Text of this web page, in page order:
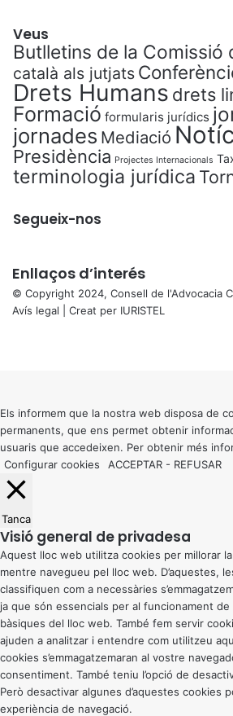
Veus
Butlletins de la Comissió
català als jutjats
Drets Humans drets
Formació formularis jurídics
jornades Mediació
Presidència Projectes Internacionals
terminologia jurídica
Segueix-nos
Enllaços d’interés
© Copyright 2024, Consell de l'Advocacia
Avís legal | Creat per IURISTEL
button
Els informem que la nostra web disposa de
permanents, que ens permet obtenir
usuaris que accedeixen. Per obtenir més
Configurar cookies
ACCEPTAR - REFUSAR
Tanca
Visió general de privadesa
Aquest lloc web utilitza cookies per millorar
mentre navegueu pel lloc web. D’aquestes,
classifiquen com a necessàries
ja que són essencials per al funcionament
bàsiques del lloc web. També fem servir
ajuden a analitzar i entendre com utilitzeu
cookies s’emmagatzemaran al vostre
consentiment. També teniu l’opció de
Però desactivar algunes d’aquestes cookies
experiència de navegació.